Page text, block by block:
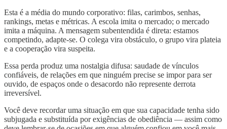
Esta é a média do mundo corporativo: filas, carimbos, senhas,
rankings, metas e métricas. A escola imita o mercado; o mercado
imita a máquina. A mensagem subentendida é direta: estamos
competindo, adapte-se. O colega vira obstáculo, o grupo vira plateia
e a cooperação vira suspeita.
Essa perda produz uma nostalgia difusa: saudade de vínculos
confiáveis, de relações em que ninguém precise se impor para ser
ouvido, de espaços onde o desacordo não represente derrota
irreversível.
Você deve recordar uma situação em que sua capacidade tenha sido
subjugada e substituída por exigências de obediência — assim como